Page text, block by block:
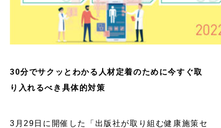
30分でサクッとわかる人材定着のために今すぐ取
り入れるべき具体的対策
3月29日に開催した「出版社が取り組む健康施策セ